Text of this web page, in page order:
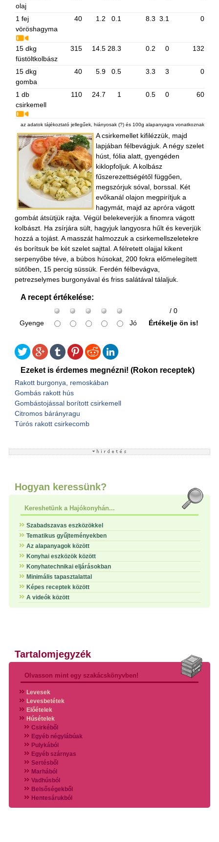
olaj
1 fej
vöröshagyma
40 1.2 0.1 8.3 3.1 0
15 dkg
füstöltkolbász
315 14.5 28.3 0.2 0 132
15 dkg
gomba
40 5.9 0.5 3.3 3 0
1 db
csirkemell
110 24.7 1 0.5 0 60
az adatok tájékoztató jellegűek, hiányosak (?) és 100g alapanyagra vonatkoznak
A csirkemellet kifilézzük, majd
lapjában félbevágjuk. A négy szelet
húst, fólia alatt, gyengéden
kiklopfoljuk. A kolbász
fűszerezettségétől függően,
megszórjuk sóval, borssal. Két
evőkanál olajon megpirítjuk a
hagymát, majd az apróra vágott
gombát átsütjük rajta. Végül belekeverjük a finomra vágott
kolbászt. Ha zsírjára sült, hagyjuk langyosra hűlt és keverjük
hozzá a tojást. A masszát halmozzuk a csirkemellszeletekre
és borítsuk be két szelet sajttal. A félretett olajjal kikent
serpenyőbe téve, a búbos húsokat, 200 fokra előmelegített
sütőben, 15 percig süssük. Ferdén félbevágva,
petrezselymes burgonyával és friss salátával tálaljuk.
A recept értékelése:
/ 0
Gyenge
Jó Értékelje ön is!
Ezeket is érdemes megnézni! (Rokon receptek)
Rakott burgonya, remoskában
Gombás rakott hús
Gombástojással borított csirkemell
Citromos bárányragu
Túrós rakott csirkecomb
Hogyan keressünk?
Kereshetünk a Hajókonyhán...
Szabadszavas eszközökkel
Tematikus gyűjteményekben
Az alapanyagok között
Konyhai eszközök között
Konyhatechnikai eljárásokban
Minimális tapasztalattal
Képes receptek között
A videók között
Tartalomjegyzék
Olvasson mint egy szakácskönyvben!
Levesek
Levesbetétek
Előételek
Húsételek
Csirkéből
Egyéb négylábúak
Pulykából
Egyéb szárnyas
Sertésből
Marhából
Vadhúsból
Belsőségekből
Hentesárukból
Vadszárnyasokból